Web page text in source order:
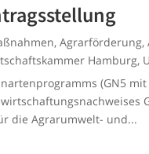
,Agrarförderung,
Hamburg,
(GN5
die Agrarumwelt- und...